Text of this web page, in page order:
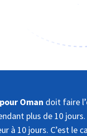
Oman doit faire
plus de 10
à 10 jours. C’est